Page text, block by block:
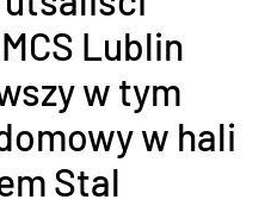
Lublin
w tym
w hali
Stal